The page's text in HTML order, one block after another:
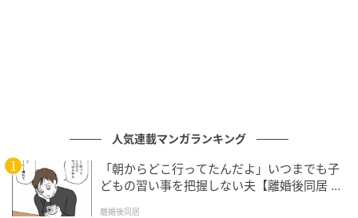
人気連載マンガランキング
「朝からどこ行ってたんだよ」いつまでも子
どもの習い事を把握しない夫【離婚後同居 Vo
離婚後同居